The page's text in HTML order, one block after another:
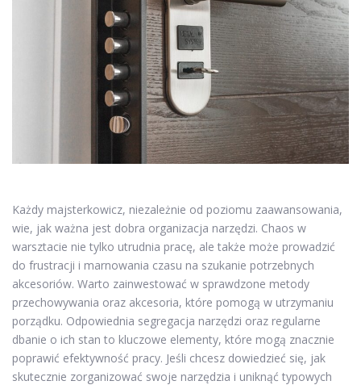
Każdy majsterkowicz, niezależnie od poziomu zaawansowania,
wie, jak ważna jest dobra organizacja narzędzi. Chaos w
warsztacie nie tylko utrudnia pracę, ale także może prowadzić
do frustracji i marnowania czasu na szukanie potrzebnych
akcesoriów. Warto zainwestować w sprawdzone metody
przechowywania oraz akcesoria, które pomogą w utrzymaniu
porządku. Odpowiednia segregacja narzędzi oraz regularne
dbanie o ich stan to kluczowe elementy, które mogą znacznie
poprawić efektywność pracy. Jeśli chcesz dowiedzieć się, jak
skutecznie zorganizować swoje narzędzia i uniknąć typowych